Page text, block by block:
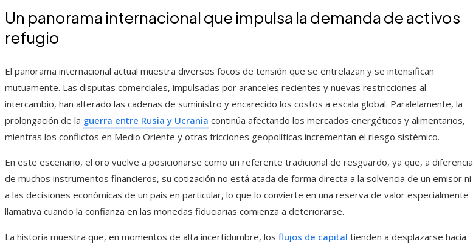
Un panorama internacional que impulsa la demanda de activos
refugio
El panorama internacional actual muestra diversos focos de tensión que se entrelazan y se intensifican
mutuamente. Las disputas comerciales, impulsadas por aranceles recientes y nuevas restricciones al
intercambio, han alterado las cadenas de suministro y encarecido los costos a escala global. Paralelamente, la
prolongación de la guerra entre Rusia y Ucrania continúa afectando los mercados energéticos y alimentarios,
mientras los conflictos en Medio Oriente y otras fricciones geopolíticas incrementan el riesgo sistémico.
En este escenario, el oro vuelve a posicionarse como un referente tradicional de resguardo, ya que, a diferencia
de muchos instrumentos financieros, su cotización no está atada de forma directa a la solvencia de un emisor ni
a las decisiones económicas de un país en particular, lo que lo convierte en una reserva de valor especialmente
llamativa cuando la confianza en las monedas fiduciarias comienza a deteriorarse.
La historia muestra que, en momentos de alta incertidumbre, los flujos de capital tienden a desplazarse hacia